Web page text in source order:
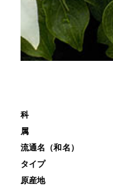
科
属
流通名（和名）
タイプ
原産地